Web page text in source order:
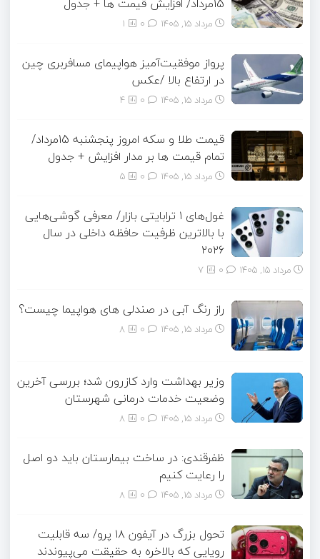
مرداد ۱۵, ۱۴۰۵ 1
پرواز موفقیت‌آمیز هواپیمای مسافربری چین
در ارتفاع بالا /عکس
مرداد ۱۵, ۱۴۰۵ 4
قیمت طلا و سکه امروز پنجشنبه 15مرداد/
تمام قیمت ها بر مدار افزایش + جدول
مرداد ۱۵, ۱۴۰۵ 5
غول‌های ۱ ترابایتی بازار/ معرفی گوشی‌هایی
با بالاترین ظرفیت حافظه داخلی در سال
۲۰۲۶
مرداد ۱۵, ۱۴۰۵ 7
راز رنگ آبی در صندلی های هواپیما چیست؟
مرداد ۱۵, ۱۴۰۵ 8
وزیر بهداشت وارد کازرون شد؛ بررسی آخرین
وضعیت خدمات درمانی شهرستان
مرداد ۱۵, ۱۴۰۵ 8
ظفرقندی: در ساخت بیمارستان باید دو اصل
را رعایت کنیم
مرداد ۱۵, ۱۴۰۵ 8
تحول بزرگ در آیفون ۱۸ پرو/ سه قابلیت
رویایی که بالاخره به حقیقت می‌پیوندند